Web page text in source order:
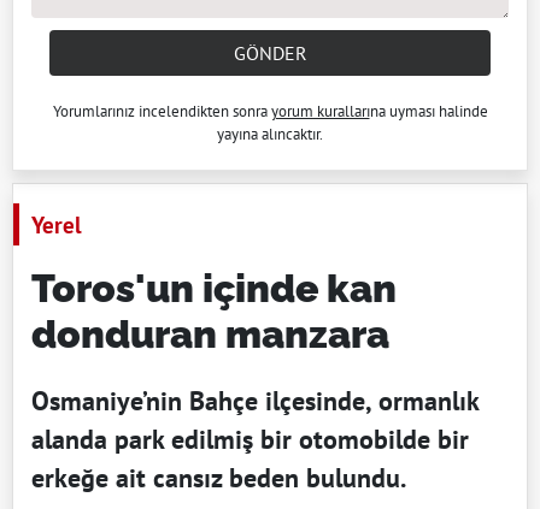
GÖNDER
Yorumlarınız incelendikten sonrayorum kurallarına uyması halinde
yayına alıncaktır.
Yerel
Toros'un içinde kan
donduran manzara
Osmaniye’nin Bahçe ilçesinde, ormanlık
alanda park edilmiş bir otomobilde bir
erkeğe ait cansız beden bulundu.